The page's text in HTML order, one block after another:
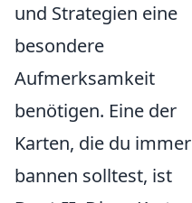
und Strategien eine
besondere
Aufmerksamkeit
benötigen. Eine der
Karten, die du immer
bannen solltest, ist